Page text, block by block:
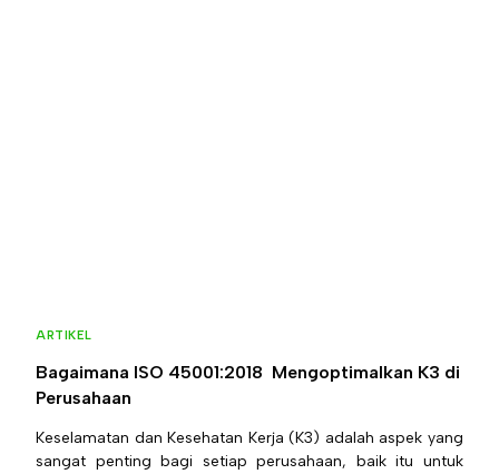
ARTIKEL
Bagaimana ISO 45001:2018 Mengoptimalkan K3 di
Perusahaan
Keselamatan dan Kesehatan Kerja (K3) adalah aspek yang
sangat penting bagi setiap perusahaan, baik itu untuk